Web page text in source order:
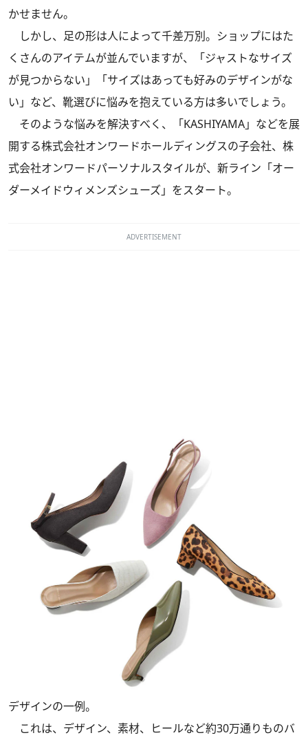
かせません。
しかし、足の形は人によって千差万別。ショップにはた
くさんのアイテムが並んでいますが、「ジャストなサイズ
が見つからない」「サイズはあっても好みのデザインがな
い」など、靴選びに悩みを抱えている方は多いでしょう。
そのような悩みを解決すべく、「KASHIYAMA」などを展
開する株式会社オンワードホールディングスの子会社、株
式会社オンワードパーソナルスタイルが、新ライン「オー
ダーメイドウィメンズシューズ」をスタート。
ADVERTISEMENT
デザインの一例。
これは、デザイン、素材、ヒールなど約30万通りものバ